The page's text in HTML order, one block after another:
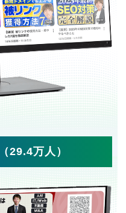
29.4万人）